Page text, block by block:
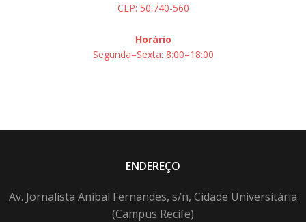
CEP: 50.740-560
Horário
Segunda–Sexta: 8:00–18:00
ENDEREÇO
Av. Jornalista Anibal Fernandes, s/n, Cidade Universitária
(Campus Recife)